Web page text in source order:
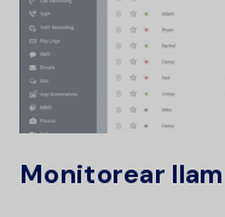
Monitorear